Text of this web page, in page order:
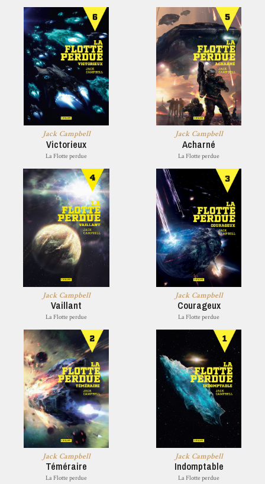
Jack Campbell
Victorieux
La Flotte perdue
Jack Campbell
Acharné
La Flotte perdue
Jack Campbell
Vaillant
La Flotte perdue
Jack Campbell
Courageux
La Flotte perdue
Jack Campbell
Téméraire
La Flotte perdue
Jack Campbell
Indomptable
La Flotte perdue